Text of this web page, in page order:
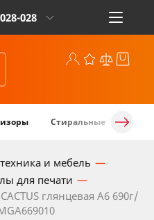
028
Стиральные машины
и мебель
для печати
глянцевая A6 690г/